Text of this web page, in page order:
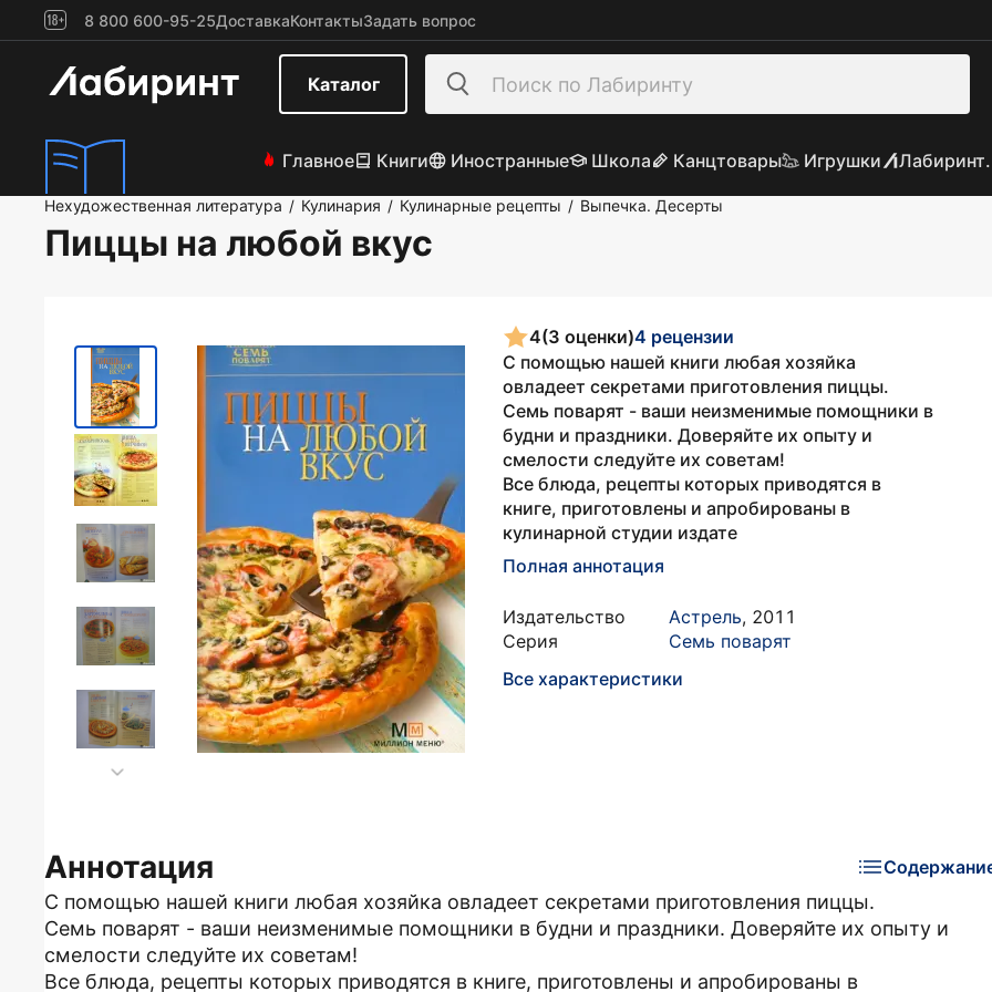
8 800 600-95-25ДоставкаКонтактыЗадать вопрос
Каталог
Главное Книги Иностранные Школа Канцтовары Игрушки
Нехудожественная литература / Кулинария / Кулинарные рецепты / Выпечка. Десерты
Пиццы на любой вкус
4(3 оценки)4 рецензии
С помощью нашей книги любая хозяйка
овладеет секретами приготовления пиццы.
Семь поварят - ваши неизменимые помощники в
будни и праздники. Доверяйте их опыту и
смелости следуйте их советам!
Все блюда, рецепты которых приводятся в
книге, приготовлены и апробированы в
кулинарной студии издате
Полная аннотация
Издательство Астрель, 2011
Серия
Семь поварят
Все характеристики
Аннотация
С помощью нашей книги любая хозяйка овладеет секретами приготовления пиццы.
Семь поварят - ваши неизменимые помощники в будни и праздники. Доверяйте их опыту и
смелости следуйте их советам!
Все блюда, рецепты которых приводятся в книге, приготовлены и апробированы в